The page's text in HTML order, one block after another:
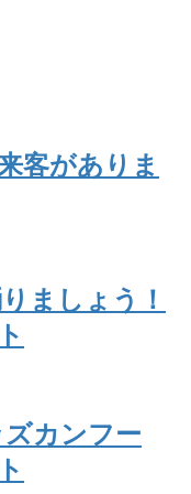
客がありま
ましょう！
ズカンフー